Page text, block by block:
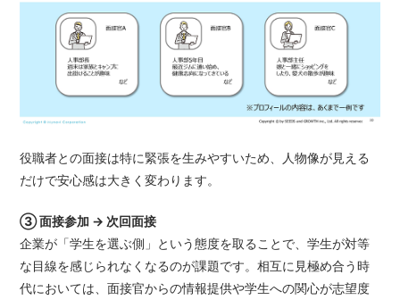
役職者との面接は特に緊張を生みやすいため、人物像が見える
だけで安心感は大きく変わります。
③ 面接参加 → 次回面接
企業が「学生を選ぶ側」という態度を取ることで、学生が対等
な目線を感じられなくなるのが課題です。相互に見極め合う時
代においては、面接官からの情報提供や学生への関心が志望度